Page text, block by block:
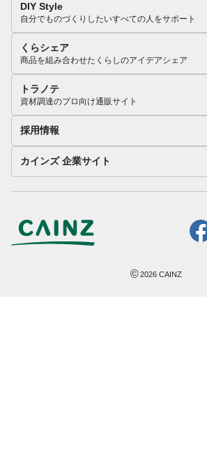
DIY Style
自分でものづくりしたいすべての人をサポート
くらシェア
商品を組み合わせたくらしのアイデアシェア
トラノテ
資材調達のプロ向け通販サイト
採用情報
カインズ 企業サイト
©2026 CAINZ